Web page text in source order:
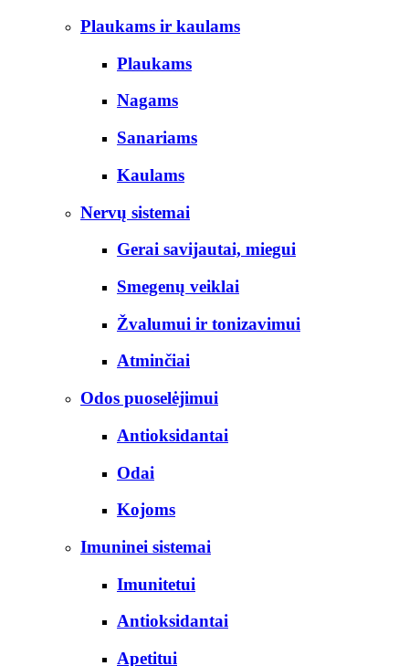
Plaukams ir kaulams
Plaukams
Nagams
Sanariams
Kaulams
Nervų sistemai
Gerai savijautai, miegui
Smegenų veiklai
Žvalumui ir tonizavimui
Atminčiai
Odos puoselėjimui
Antioksidantai
Odai
Kojoms
Imuninei sistemai
Imunitetui
Antioksidantai
Apetitui